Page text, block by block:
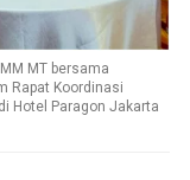
MT bersama
Rapat Koordinasi
Hotel Paragon Jakarta